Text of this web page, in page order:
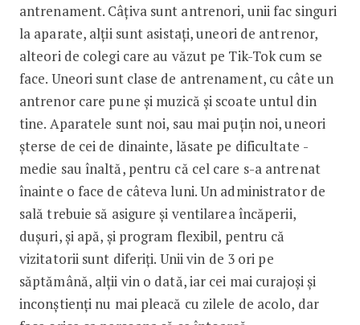
antrenament. Câțiva sunt antrenori, unii fac singuri
la aparate, alții sunt asistați, uneori de antrenor,
alteori de colegi care au văzut pe Tik-Tok cum se
face. Uneori sunt clase de antrenament, cu câte un
antrenor care pune și muzică și scoate untul din
tine. Aparatele sunt noi, sau mai puțin noi, uneori
șterse de cei de ­dinainte, lăsate pe dificultate ­
medie sau înaltă, pentru că cel care s-a antrenat
înainte o face de câteva luni. Un administrator de
sală trebuie să asigure și ventilarea încăperii,
dușuri, și apă, și program flexibil, pentru că
vizitatorii sunt diferiți. Unii vin de 3 ori pe
săptămână, alții vin o dată, iar cei mai curajoși și
inconștienți nu mai pleacă cu zilele de acolo, dar